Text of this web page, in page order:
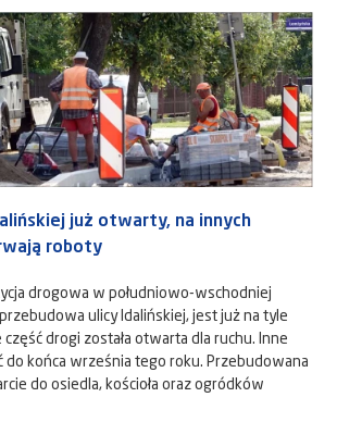
już otwarty, na innych
roboty
drogowa w południowo-wschodniej
ulicy Idalińskiej, jest już na tyle
drogi została otwarta dla ruchu. Inne
do końca września tego roku. Przebudowana
do osiedla, kościoła oraz ogródków